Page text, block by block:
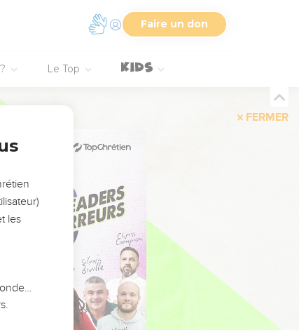
Faire un don
Le Top
FERMER
les